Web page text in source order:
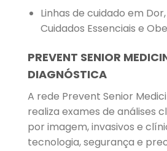
Linhas de cuidado em
Cuidados Essenciais e
PREVENT SENIOR
DIAGNÓSTICA
A rede Prevent Senior
realiza exames de análises
por imagem, invasivos e
tecnologia, segurança e